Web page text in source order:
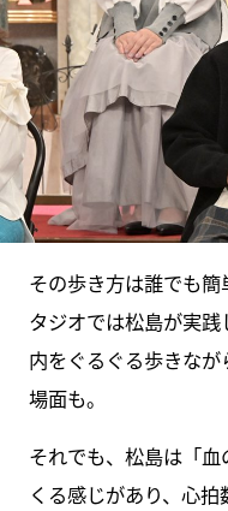
その歩き方は誰でも
タジオでは松島が実
内をぐるぐる歩きな
場面も。
それでも、松島は「
くる感じがあり、心